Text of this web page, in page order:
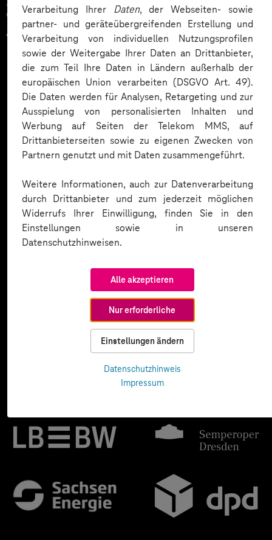
Verarbeitung Ihrer Daten, der Webseiten- sowie
partner- und geräteübergreifenden Erstellung und
Verarbeitung von individuellen Nutzungsprofilen
sowie der Weitergabe Ihrer Daten an Drittanbieter,
die zum Teil Ihre Daten in Ländern außerhalb der
europäischen Union verarbeiten (DSGVO Art. 49).
Die Daten werden für Analysen, Retargeting und zur
Ausspielung von personalisierten Inhalten und
Werbung auf Seiten der Telekom MMS, auf
Drittanbieterseiten sowie zu eigenen Zwecken von
Partnern genutzt und mit Daten zusammengeführt.
Weitere Informationen, auch zur Datenverarbeitung
durch Drittanbieter und zum jederzeit möglichen
Widerrufs Ihrer Einwilligung, finden Sie in den
Einstellungen sowie in unseren
Datenschutzhinweisen.
Alle akzeptieren
Nur erforderliche
Einstellungen ändern
Datenschutzhinweis
Impressum
Zahlreiche Unternehmen
vertrauen auf unsere
Expertise. Hier eine Auswahl: